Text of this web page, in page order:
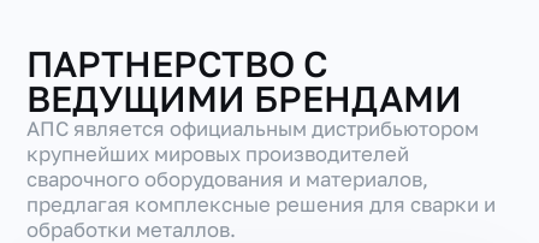
ПАРТНЕРСТВО С
ВЕДУЩИМИ БРЕНДАМИ
АПС является официальным дистрибьютором
крупнейших мировых производителей
сварочного оборудования и материалов,
предлагая комплексные решения для сварки и
обработки металлов.